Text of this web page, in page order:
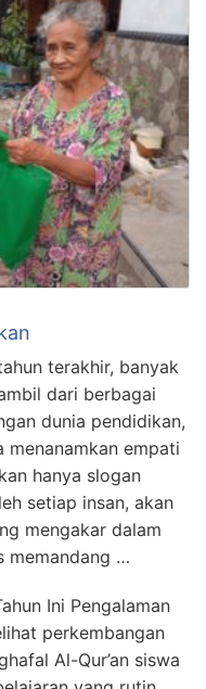
terakhir, banyak
dari berbagai
dunia pendidikan,
menanamkan empati
hanya slogan
setiap insan, akan
mengakar dalam
memandang …
Ini Pengalaman
perkembangan
Al-Qur’an siswa